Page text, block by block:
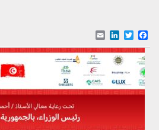
Facebook
Twitter
LinkedIn